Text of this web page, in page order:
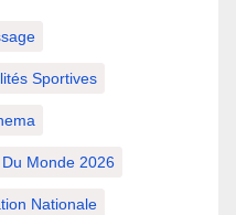
Sportives
Monde 2026
Nationale